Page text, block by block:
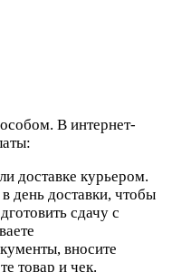
В интернет-
доставке курьером.
день доставки, чтобы
сдачу с
вносите
товар и чек.